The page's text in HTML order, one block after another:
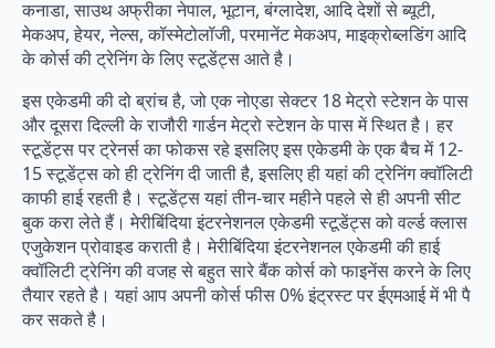
कनाडा, साउथ अफ्रीका नेपाल, भूटान, बंग्लादेश, आदि देशों से ब्यूटी,
मेकअप, हेयर, नेल्स, कॉस्मेटोलॉजी, परमानेंट मेकअप, माइक्रोब्लडिंग आदि
के कोर्स की ट्रेनिंग के लिए स्टूडेंट्स आते है।
इस एकेडमी की दो ब्रांच है, जो एक नोएडा सेक्टर 18 मेट्रो स्टेशन के पास
और दूसरा दिल्ली के राजौरी गार्डन मेट्रो स्टेशन के पास में स्थित है। हर
स्टूडेंट्स पर ट्रेनर्स का फोकस रहे इसलिए इस एकेडमी के एक बैच में 12-
15 स्टूडेंट्स को ही ट्रेनिंग दी जाती है, इसलिए ही यहां की ट्रेनिंग क्वॉलिटी
काफी हाई रहती है। स्टूडेंट्स यहां तीन-चार महीने पहले से ही अपनी सीट
बुक करा लेते हैं। मेरीबिंदिया इंटरनेशनल एकेडमी स्टूडेंट्स को वर्ल्ड क्लास
एजुकेशन प्रोवाइड कराती है। मेरीबिंदिया इंटरनेशनल एकेडमी की हाई
क्वॉलिटी ट्रेनिंग की वजह से बहुत सारे बैंक कोर्स को फाइनेंस करने के लिए
तैयार रहते है। यहां आप अपनी कोर्स फीस 0% इंट्रस्ट पर ईएमआई में भी पै
कर सकते है।